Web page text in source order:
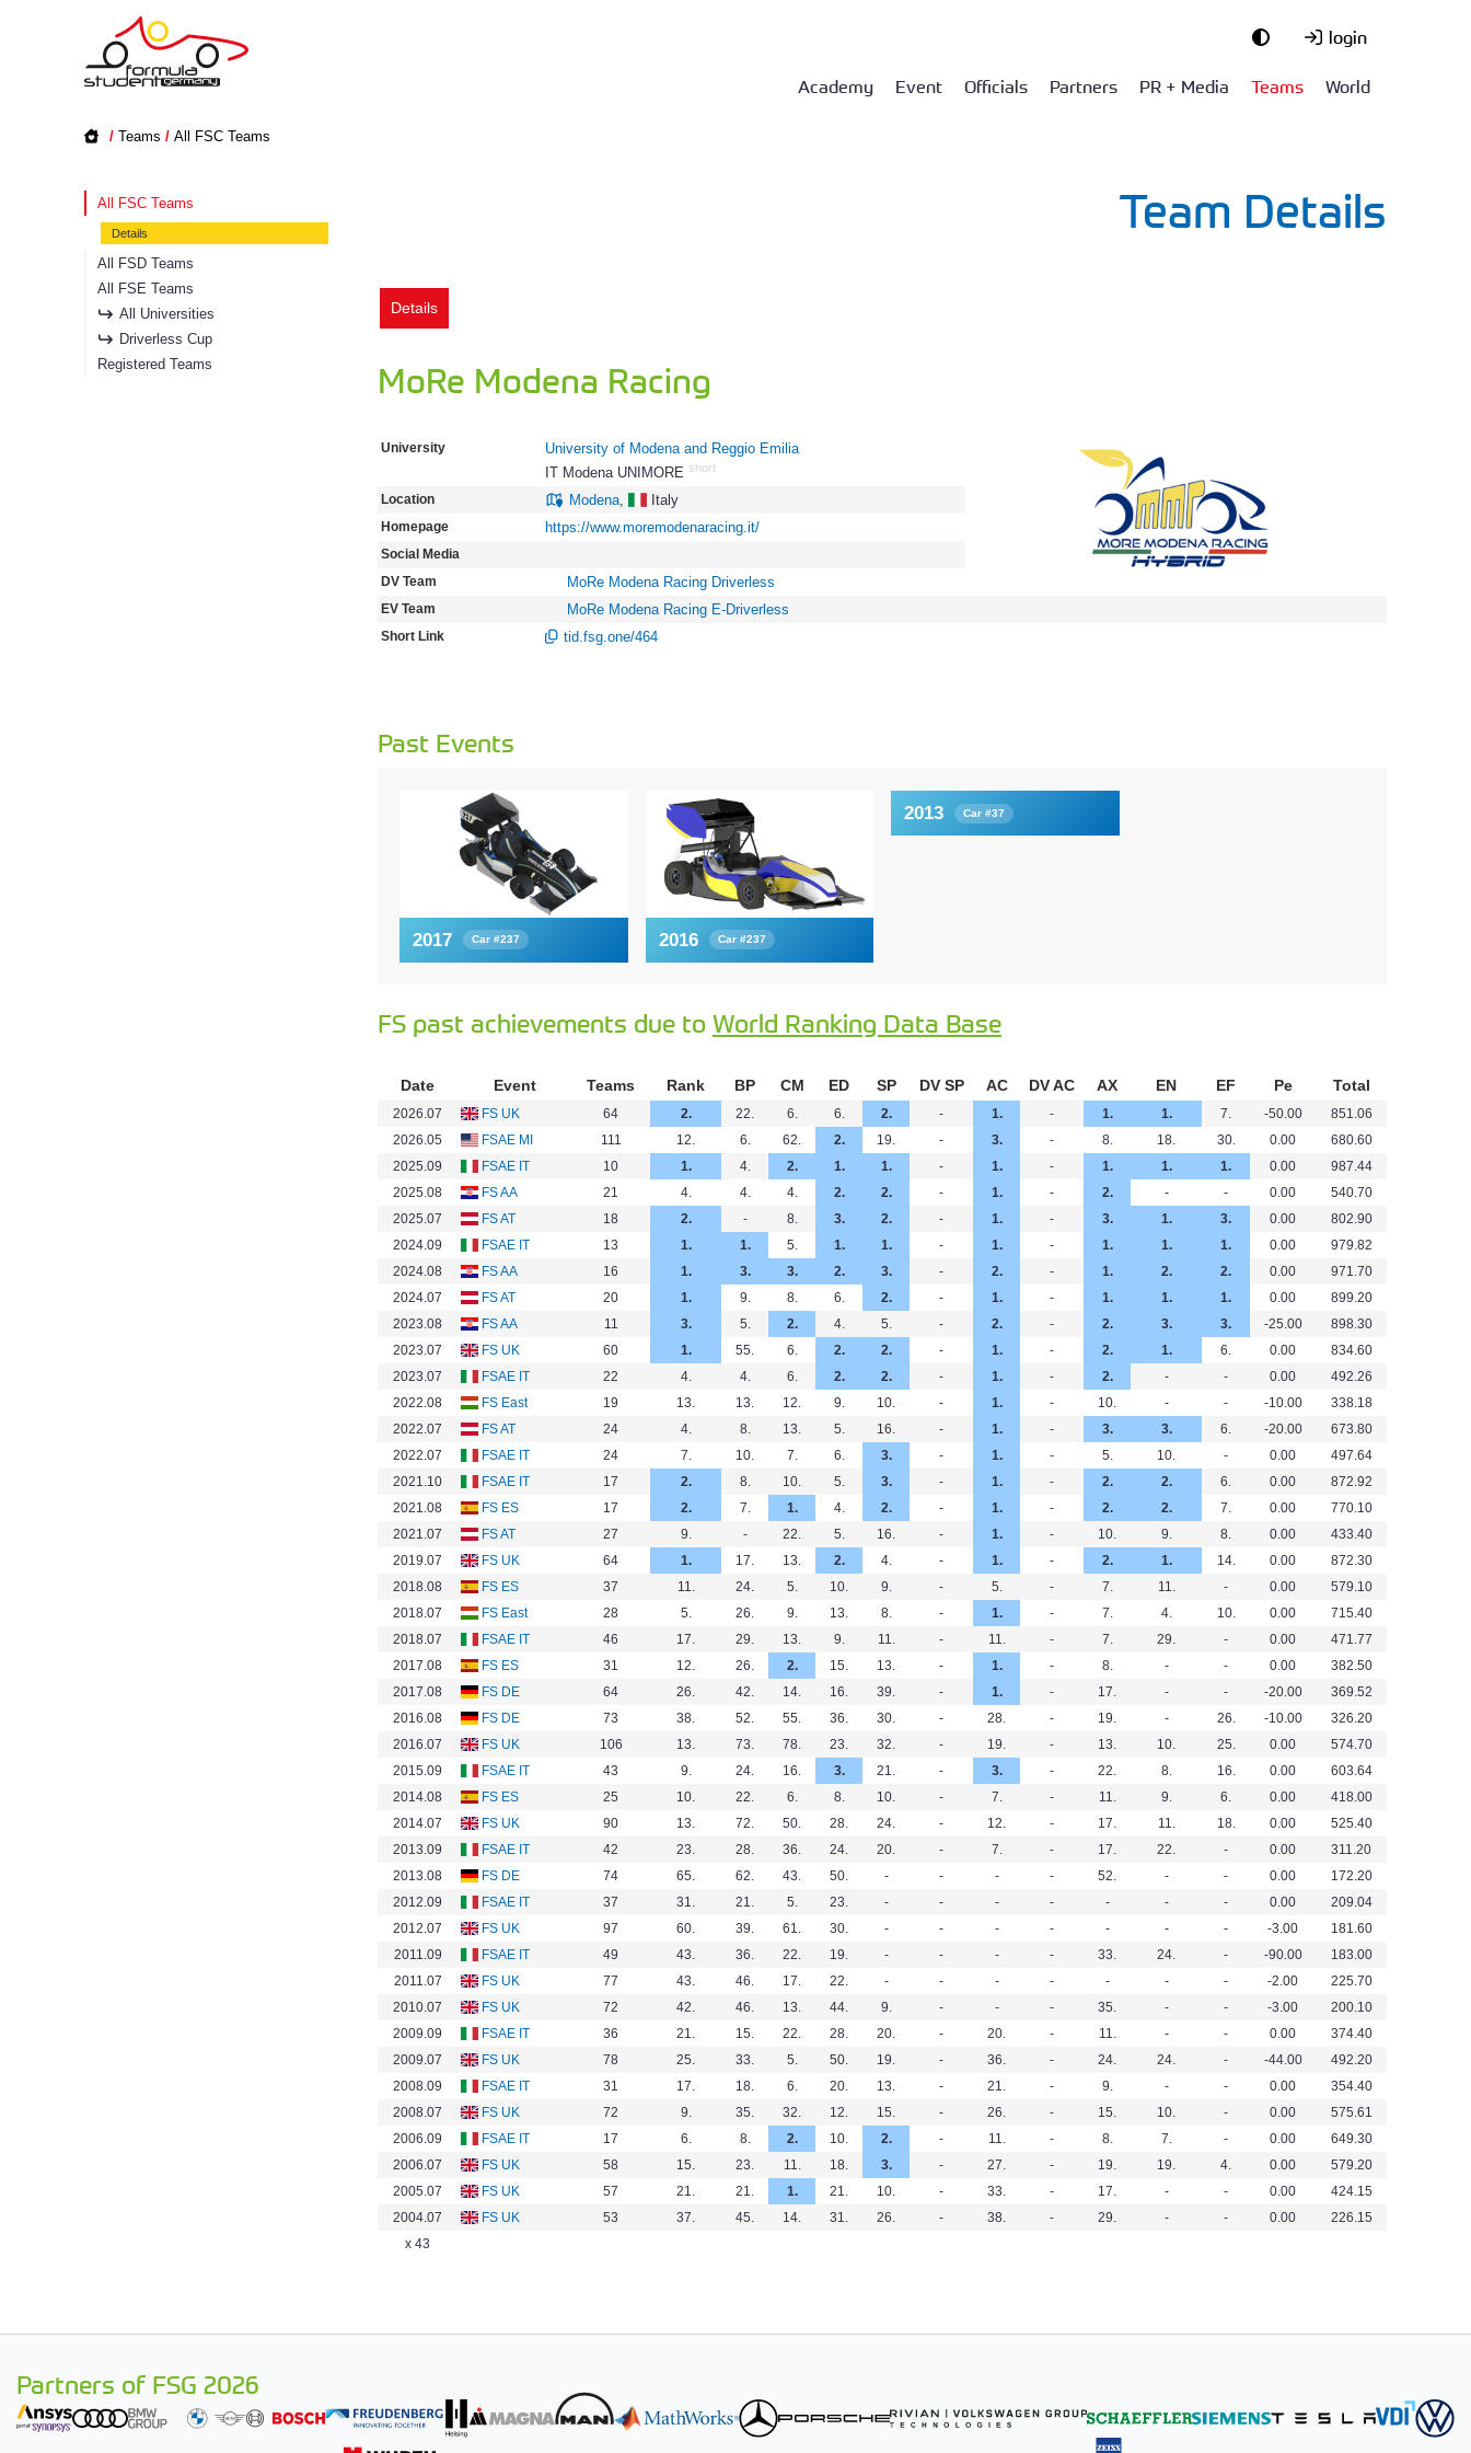
login
Academy Event Officials Partners PR + Media Teams World
/ Teams / All FSC Teams
All FSC Teams
Details
All FSD Teams
All FSE Teams
All Universities
Driverless Cup
Registered Teams
Team Details
Details
MoRe Modena Racing
University
University of Modena and Reggio Emilia
IT Modena UNIMORE short
Location Modena, Italy
Homepage https://www.moremodenaracing.it/
Social Media
DV Team
MoRe Modena Racing Driverless
EV Team MoRe Modena Racing E-Driverless
Short Link tid.fsg.one/464
Past Events
2017 Car #237 2016 Car #237
2013 Car #37
FS past achievements due to World Ranking Data Base
Date Event Teams Rank BP CM ED SP DV SP AC DV AC AX EN EF Pe Total
2026.07 FS UK 64 2. 22. 6. 6. 2. - 1. - 1. 1. 7. -50.00
851.06
2026.05
FSAE MI 111 12. 6. 62. 2. 19. - 3. - 8. 18. 30. 0.00
680.60
2025.09
FSAE IT 10 1. 4. 2. 1. 1. - 1. - 1. 1. 1. 0.00
987.44
2025.08
FS AA 21 4. 4. 4. 2. 2. - 1. - 2. - - 0.00
540.70
2025.07
FS AT 18 2. - 8. 3. 2. - 1. - 3. 1. 3. 0.00
802.90
2024.09
FSAE IT 13 1. 1. 5. 1. 1. - 1. - 1. 1. 1. 0.00
979.82
2024.08
FS AA 16 1. 3. 3. 2. 3. - 2. - 1. 2. 2. 0.00
971.70
2024.07
FS AT 20 1. 9. 8. 6. 2. - 1. - 1. 1. 1. 0.00
899.20
2023.08
FS AA 11 3. 5. 2. 4. 5. - 2. - 2. 3. 3. -25.00
898.30
2023.07
FS UK 60 1. 55. 6. 2. 2. - 1. - 2. 1. 6. 0.00
834.60
2023.07
FSAE IT 22 4. 4. 6. 2. 2. - 1. - 2. - - 0.00
492.26
2022.08
FS East 19 13. 13. 12. 9. 10. - 1. - 10. - - -10.00
338.18
2022.07
FS AT 24 4. 8. 13. 5. 16. - 1. - 3. 3. 6. -20.00
673.80
2022.07
FSAE IT 24 7. 10. 7. 6. 3. - 1. - 5. 10. - 0.00
497.64
2021.10
FSAE IT 17 2. 8. 10. 5. 3. - 1. - 2. 2. 6. 0.00
872.92
2021.08
FS ES 17 2. 7. 1. 4. 2. - 1. - 2. 2. 7. 0.00
770.10
2021.07
FS AT 27 9. - 22. 5. 16. - 1. - 10. 9. 8. 0.00
433.40
2019.07
FS UK 64 1. 17. 13. 2. 4. - 1. - 2. 1. 14. 0.00
872.30
2018.08
FS ES 37 11. 24. 5. 10. 9. - 5. - 7. 11. - 0.00
579.10
2018.07
FS East 28 5. 26. 9. 13. 8. - 1. - 7. 4. 10. 0.00
715.40
2018.07
FSAE IT 46 17. 29. 13. 9. 11. - 11. - 7. 29. - 0.00
471.77
2017.08
FS ES 31 12. 26. 2. 15. 13. - 1. - 8. - - 0.00
382.50
2017.08
FS DE 64 26. 42. 14. 16. 39. - 1. - 17. - - -20.00
369.52
2016.08
FS DE 73 38. 52. 55. 36. 30. - 28. - 19. - 26. -10.00
326.20
2016.07
FS UK 106 13. 73. 78. 23. 32. - 19. - 13. 10. 25. 0.00
574.70
2015.09
FSAE IT 43 9. 24. 16. 3. 21. - 3. - 22. 8. 16. 0.00
603.64
2014.08
FS ES 25 10. 22. 6. 8. 10. - 7. - 11. 9. 6. 0.00
418.00
2014.07
FS UK 90 13. 72. 50. 28. 24. - 12. - 17. 11. 18. 0.00
525.40
2013.09
FSAE IT 42 23. 28. 36. 24. 20. - 7. - 17. 22. - 0.00
311.20
2013.08
FS DE 74 65. 62. 43. 50. - - - - 52. - - 0.00
172.20
2012.09
FSAE IT 37 31. 21. 5. 23. - - - - - - - 0.00
209.04
2012.07
FS UK 97 60. 39. 61. 30. - - - - - - - -3.00
181.60
2011.09
FSAE IT 49 43. 36. 22. 19. - - - - 33. 24. - -90.00
183.00
2011.07
FS UK 77 43. 46. 17. 22. - - - - - - - -2.00
225.70
2010.07
FS UK 72 42. 46. 13. 44. 9. - - - 35. - - -3.00
200.10
2009.09
FSAE IT 36 21. 15. 22. 28. 20. - 20. - 11. - - 0.00
374.40
2009.07
FS UK 78 25. 33. 5. 50. 19. - 36. - 24. 24. - -44.00
492.20
2008.09
FSAE IT 31 17. 18. 6. 20. 13. - 21. - 9. - - 0.00
354.40
2008.07
FS UK 72 9. 35. 32. 12. 15. - 26. - 15. 10. - 0.00
575.61
2006.09
FSAE IT 17 6. 8. 2. 10. 2. - 11. - 8. 7. - 0.00
649.30
2006.07
FS UK 58 15. 23. 11. 18. 3. - 27. - 19. 19. 4. 0.00
579.20
2005.07
FS UK 57 21. 21. 1. 21. 10. - 33. - 17. - - 0.00
424.15
2004.07
FS UK 53 37. 45. 14. 31. 26. - 38. - 29. - - 0.00
226.15
x 43
Partners of FSG 2026